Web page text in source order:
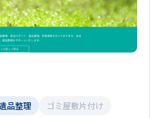
品整理
ゴミ屋敷片付け